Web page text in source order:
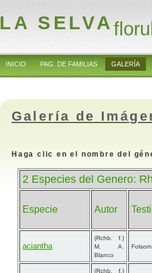
LA SELVA
INICIO PAG. DE FAMILIAS GALERÍA
Galería de
Haga clic en el nombre del
2 Especies del Genero:
Especie Autor
aciantha
(Rchb. f.)
M. A.
Blanco
(Rchb. f.)